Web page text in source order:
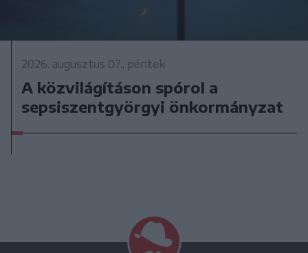
2026. augusztus 07., péntek
A közvilágításon spórol a
sepsiszentgyörgyi önkormányzat